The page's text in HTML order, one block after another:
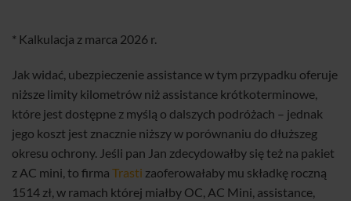
* Kalkulacja z marca 2026 r.
Jak widać, ubezpieczenie assistance w tym przypadku oferuje
niższe limity kilometrów niż assistance krótkoterminowe,
które jest dostępne z myślą o dalszych podróżach – jednak
jego koszt jest znacznie niższy w porównaniu do dłuższeg
okresu ochrony. Jeśli pan Jan zdecydowałby się też na pakiet
z AC mini, to firma Trasti zaoferowałaby mu składkę roczną
1514 zł, w ramach której miałby OC, AC Mini, assistance,